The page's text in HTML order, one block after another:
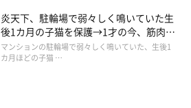
炎天下、駐輪場で弱々しく鳴いていた生
後1カ月の子猫を保護→1才の今、筋肉質
でツンデレなコに成長
マンションの駐輪場で弱々しく鳴いていた、生後1
カ月ほどの子猫 …